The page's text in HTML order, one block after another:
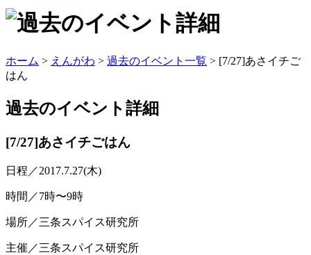
ホーム > えんがわ > 過去のイベント一覧 > [7/27]あさイチご
はん
過去のイベント詳細
[7/27]あさイチごはん
日程／2017.7.27(木)
時間／7時〜9時
場所／三条スパイス研究所
主催／三条スパイス研究所